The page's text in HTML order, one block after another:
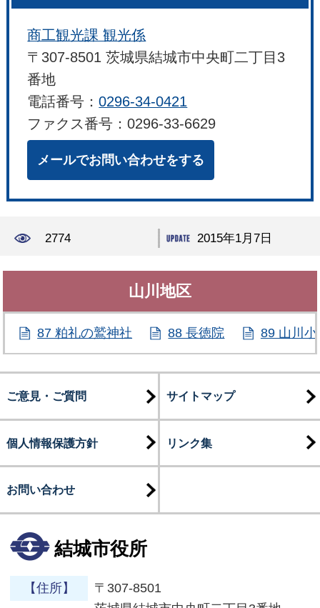
商工観光課 観光係
〒307-8501 茨城県結城市中央町二丁目3
番地
電話番号：0296-34-0421
ファクス番号：0296-33-6629
メールでお問い合わせをする
2774 2015年1月7日
山川地区
87 粕礼の鷲神社 88 長徳院 89 山川
ご意見・ご質問 サイトマップ
個人情報保護方針 リンク集
お問い合わせ
結城市役所
【住所】
〒307-8501